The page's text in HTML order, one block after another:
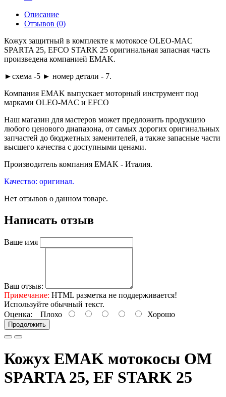
Описание
Отзывов (0)
Кожух защитный в комплекте к мотокосе OLEO-MAC
SPARTA 25, EFCO STARK 25 оригинальная запасная часть
произведена компанией EMAK.
►схема -5 ► номер детали - 7.
Компания EMAK выпускает моторный инструмент под
марками OLEO-MAC и EFCO
Наш магазин для мастеров может предложить продукцию
любого ценового диапазона, от самых дорогих оригинальных
запчастей до бюджетных заменителей, а также запасные части
высшего качества с доступными ценами.
Производитель компания EMAK - Италия.
Качество: оригинал.
Нет отзывов о данном товаре.
Написать отзыв
Ваше имя
Ваш отзыв:
Примечание: HTML разметка не поддерживается!
Используйте обычный текст.
Оценка: Плохо Хорошо
Продолжить
Кожух EMAK мотокосы OM
SPARTA 25, EF STARK 25